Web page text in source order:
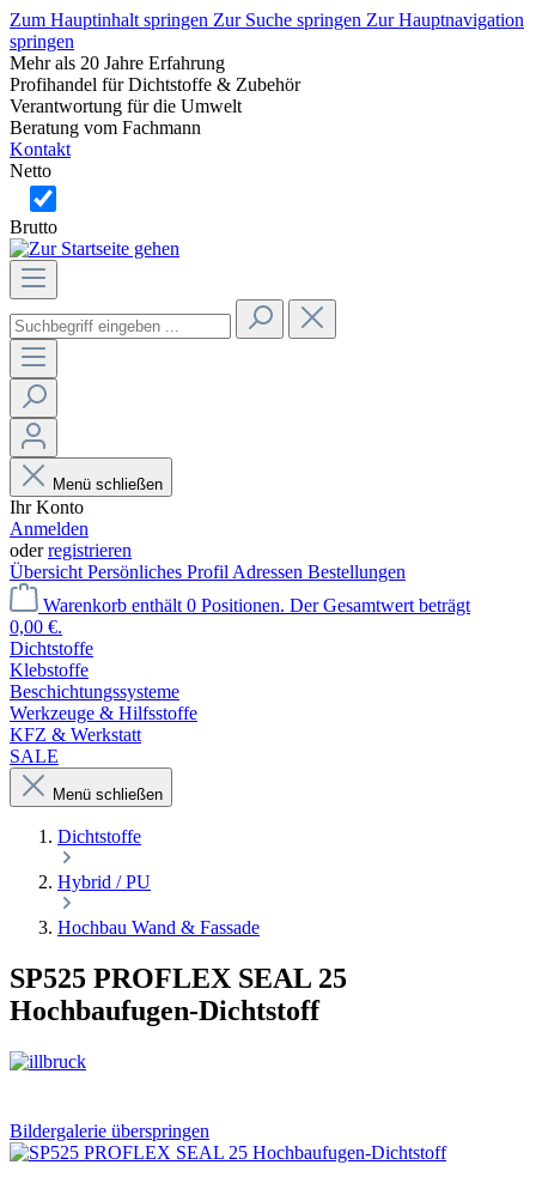
Zum Hauptinhalt springen Zur Suche springen Zur Hauptnavigation
springen
Mehr als 20 Jahre Erfahrung
Profihandel für Dichtstoffe & Zubehör
Verantwortung für die Umwelt
Beratung vom Fachmann
Kontakt
Netto
Brutto
Menü schließen
Ihr Konto
Anmelden
oderregistrieren
Übersicht Persönliches Profil Adressen Bestellungen
Warenkorb enthält 0 Positionen. Der Gesamtwert beträgt
0,00 €.
Dichtstoffe
Klebstoffe
Beschichtungssysteme
Werkzeuge & Hilfsstoffe
KFZ & Werkstatt
SALE
Menü schließen
Dichtstoffe
Hybrid / PU
Hochbau Wand & Fassade
SP525 PROFLEX SEAL 25
Hochbaufugen-Dichtstoff
Bildergalerie überspringen